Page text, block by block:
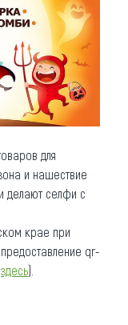
для
и нашествие
делают селфи с
крае при
qr-
здесь).